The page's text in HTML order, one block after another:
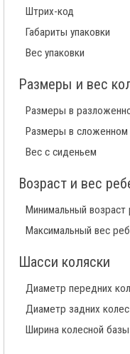
Штрих-код
Габариты упаковки
Вес упаковки
Размеры и вес
Размеры в
Размеры в
Вес с сиденьем
Возраст и вес
Минимальный возраст
Максимальный вес
Шасси коляски
Диаметр передних
Диаметр задних колес
Ширина колесной базы